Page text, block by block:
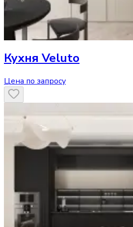
Кухня Veluto
Цена по запросу